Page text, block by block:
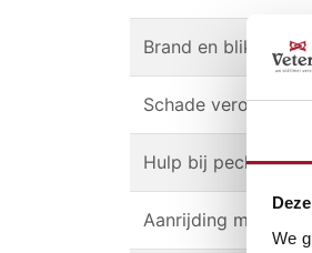
We
Brand en
Schade
Hulp bij pech in
Aanrijding met dieren